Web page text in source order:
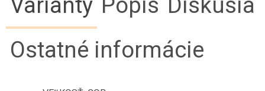
Ostatné informácie